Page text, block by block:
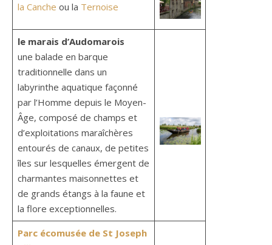
la Canche ou la Ternoise
le marais d’Audomarois
une balade en barque
traditionnelle dans un
labyrinthe aquatique façonné
par l’Homme depuis le Moyen-
Âge, composé de champs et
d’exploitations maraîchères
entourés de canaux, de petites
îles sur lesquelles émergent de
charmantes maisonnettes et
de grands étangs à la faune et
la flore exceptionnelles.
Parc écomusée de St Joseph